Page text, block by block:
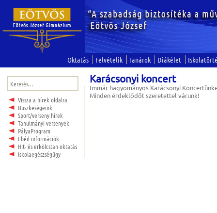
Oktatás Felvételik Tanárok Diákélet
Keresés:
Vissza a hírek oldalra
Büszkeségeink
Sport/verseny hírek
Tanulmányi versenyek
PályaProgram
Ebéd információk
Hit- és erkölcstan oktatás
Iskolaegészségügy
Karácsonyi koncert
Immár hagyományos Karácsonyi
Minden érdeklődőt szeretettel várunk!